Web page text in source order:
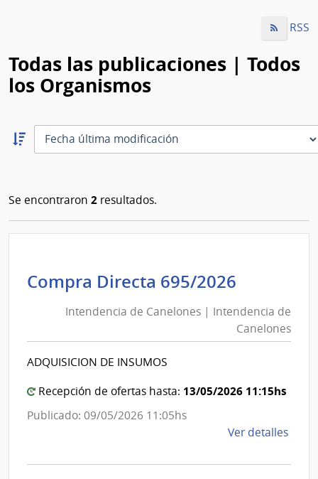
RSS
Todas las publicaciones | Todos
los Organismos
Ordernar
descendente:
Se encontraron 2 resultados.
Compra Directa 695/2026
|
Intendencia de Canelones | Intendencia de
Canelones
ADQUISICION DE INSUMOS
Recepción de ofertas hasta: 13/05/2026 11:15hs
Publicado: 09/05/2026 11:05hs
Ver detalles